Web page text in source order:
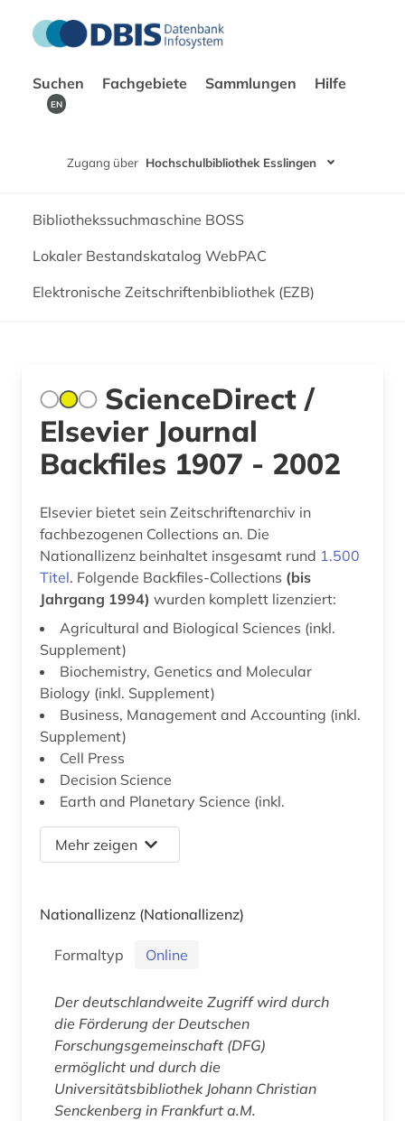
Suchen Fachgebiete Sammlungen Hilfe
EN
Zugang über Hochschulbibliothek Esslingen
Bibliothekssuchmaschine BOSS
Lokaler Bestandskatalog WebPAC
Elektronische Zeitschriftenbibliothek (EZB)
ScienceDirect /
Elsevier Journal
Backfiles 1907 - 2002
Elsevier bietet sein Zeitschriftenarchiv in
fachbezogenen Collections an. Die
Nationallizenz beinhaltet insgesamt rund 1.500
Titel. Folgende Backfiles-Collections (bis
Jahrgang 1994) wurden komplett lizenziert:
Agricultural and Biological Sciences (inkl.
Supplement)
Biochemistry, Genetics and Molecular
Biology (inkl. Supplement)
Business, Management and Accounting (inkl.
Supplement)
Cell Press
Decision Science
Earth and Planetary Science (inkl.
Mehr zeigen
Nationallizenz (Nationallizenz)
Formaltyp Online
Der deutschlandweite Zugriff wird durch
die Förderung der Deutschen
Forschungsgemeinschaft (DFG)
ermöglicht und durch die
Universitätsbibliothek Johann Christian
Senckenberg in Frankfurt a.M.